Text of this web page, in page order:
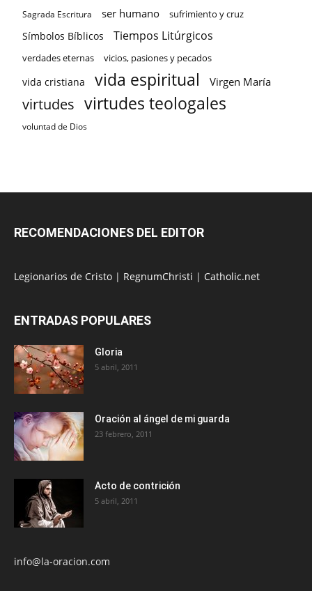
Sagrada Escritura ser humano sufrimiento y cruz
Símbolos Bíblicos Tiempos Litúrgicos
verdades eternas vicios, pasiones y pecados
vida cristiana vida espiritual Virgen María
virtudes virtudes teologales
voluntad de Dios
RECOMENDACIONES DEL EDITOR
Legionarios de Cristo | RegnumChristi | Catholic.net
ENTRADAS POPULARES
Gloria
5 abril, 2011
Oración al ángel de mi guarda
23 febrero, 2011
Acto de contrición
5 abril, 2011
info@la-oracion.com